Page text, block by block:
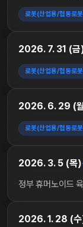
로봇(산업용/협동로
2026. 7. 31 (금
로봇(산업용/협동로
2026. 6. 29 (
로봇(산업용/협동로
2026. 3. 5 (목)
정부 휴머노이드
2026. 1. 28 (